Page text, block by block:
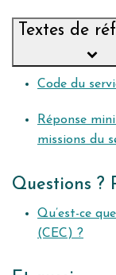
Textes de
Code du
Réponse
missions du
Questions ?
Qu’est-ce
(CEC) ?